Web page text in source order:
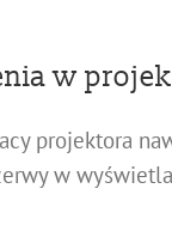
w
projektora
w